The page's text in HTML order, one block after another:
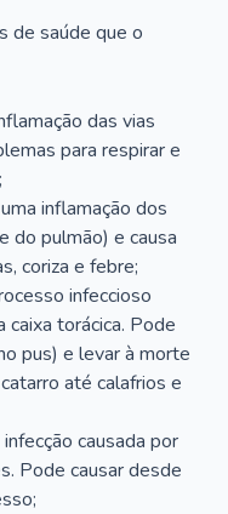
de saúde que o
das vias
para respirar e
inflamação dos
do pulmão) e causa
coriza e febre;
infeccioso
torácica. Pode
pus) e levar à morte
até calafrios e
causada por
Pode causar desde